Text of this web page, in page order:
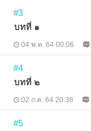
#3
บทที่ ๑
04 พ.ค. 64 00:06
#4
บทที่ ๒
02 ก.ค. 64 20:38
#5